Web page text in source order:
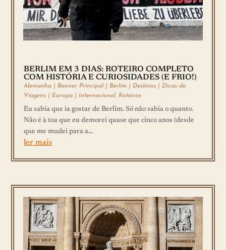
BERLIM EM 3 DIAS: ROTEIRO COMPLETO
COM HISTÓRIA E CURIOSIDADES (E FRIO!)
Alemanha | Banner Principal | Berlim | Destinos | Dicas de
Viagens | Europa | Internacional Roteiros
Eu sabia que ia gostar de Berlim. Só não sabia o quanto.
Não é à toa que eu demorei quase que cinco anos (desde
que me mudei para a...
ler mais